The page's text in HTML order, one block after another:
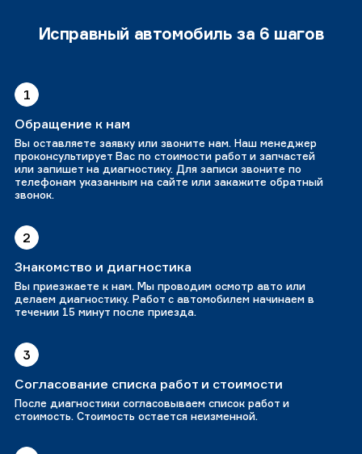
Исправный автомобиль за 6 шагов
1
Обращение к нам
Вы оставляете заявку или звоните нам. Наш менеджер
проконсультирует Вас по стоимости работ и запчастей
или запишет на диагностику. Для записи звоните по
телефонам указанным на сайте или закажите обратный
звонок.
2
Знакомство и диагностика
Вы приезжаете к нам. Мы проводим осмотр авто или
делаем диагностику. Работ с автомобилем начинаем в
течении 15 минут после приезда.
3
Согласование списка работ и стоимости
После диагностики согласовываем список работ и
стоимость. Стоимость остается неизменной.